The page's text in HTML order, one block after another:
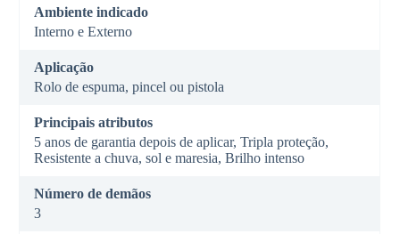
Ambiente indicado
Interno e Externo
Aplicação
Rolo de espuma, pincel ou pistola
Principais atributos
5 anos de garantia depois de aplicar, Tripla proteção,
Resistente a chuva, sol e maresia, Brilho intenso
Número de demãos
3